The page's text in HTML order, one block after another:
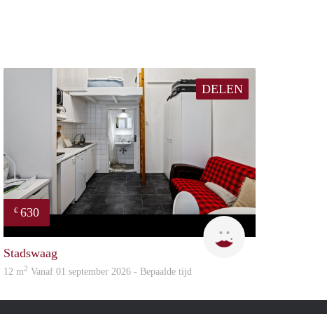
DELEN
€ 630
Stadswaag
12 m2 Vanaf 01 september 2026 - Bepaalde tijd